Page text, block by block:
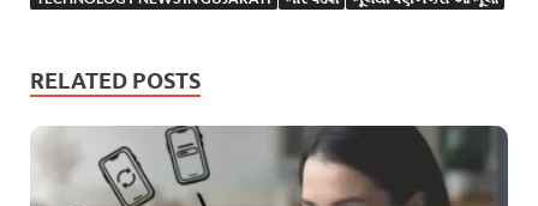
RELATED POSTS